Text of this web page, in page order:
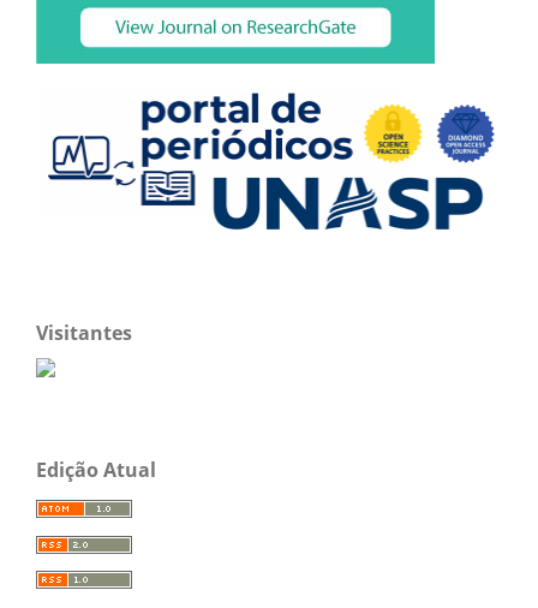
Visitantes
Edição Atual